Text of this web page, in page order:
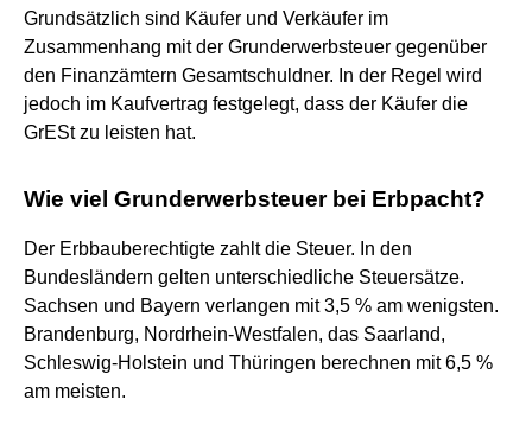
Grundsätzlich sind Käufer und Verkäufer im
Zusammenhang mit der Grunderwerbsteuer gegenüber
den Finanzämtern Gesamtschuldner. In der Regel wird
jedoch im Kaufvertrag festgelegt, dass der Käufer die
GrESt zu leisten hat.
Wie viel Grunderwerbsteuer bei Erbpacht?
Der Erbbauberechtigte zahlt die Steuer. In den
Bundesländern gelten unterschiedliche Steuersätze.
Sachsen und Bayern verlangen mit 3,5 % am wenigsten.
Brandenburg, Nordrhein-Westfalen, das Saarland,
Schleswig-Holstein und Thüringen berechnen mit 6,5 %
am meisten.